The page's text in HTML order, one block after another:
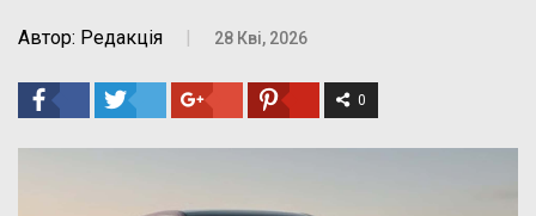
Автор: Редакція | 28 Кві, 2026
0